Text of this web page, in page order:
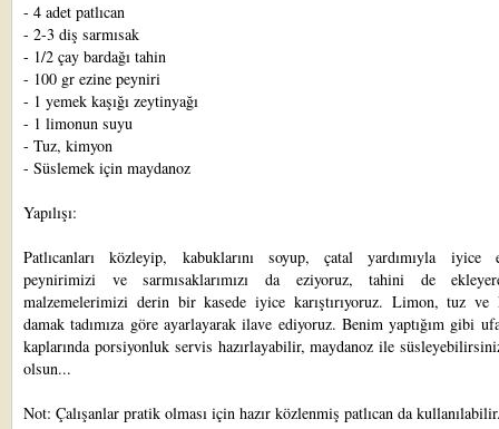
- 4 adet patlıcan
- 2-3 diş sarmısak
- 1/2 çay bardağı tahin
- 100 gr ezine peyniri
- 1 yemek kaşığı zeytinyağı
- 1 limonun suyu
- Tuz, kimyon
- Süslemek için maydanoz
Yapılışı:
Patlıcanları közleyip, kabuklarını soyup, çatal yardımıyla iyice
peynirimizi ve sarmısaklarımızı da eziyoruz, tahini de
malzemelerimizi derin bir kasede iyice karıştırıyoruz. Limon, tuz ve
damak tadımıza göre ayarlayarak ilave ediyoruz. Benim yaptığım gibi
kaplarında porsiyonluk servis hazırlayabilir, maydanoz ile
olsun...
Not: Çalışanlar pratik olması için hazır közlenmiş patlıcan da